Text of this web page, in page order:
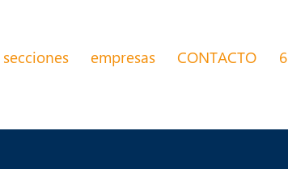
secciones empresas CONTACTO